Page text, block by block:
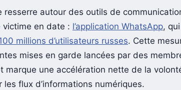
resserre autour des outils de
victime en date : l’application WhatsApp,
millions d’utilisateurs russes. Cette
mises en garde lancées par des
marque une accélération nette de la
les flux d’informations numériques.